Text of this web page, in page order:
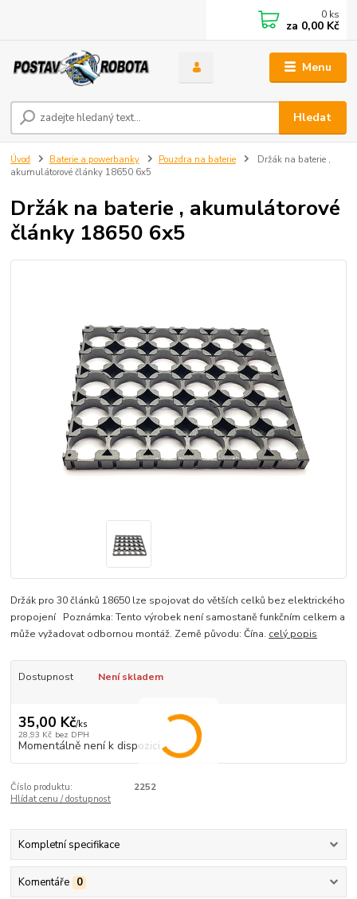
Menu
Hledat
0 ks
za 0,00 Kč
Úvod Baterie a powerbanky Pouzdra na baterie
Držák na baterie ,
akumulátorové články 18650 6x5
Držák na baterie , akumulátorové
články 18650 6x5
Držák pro 30 článků 18650 lze spojovat do větších celků bez elektrického
propojení Poznámka: Tento výrobek není samostaně funkčním celkem a
může vyžadovat odbornou montáž. Země původu: Čína. celý popis
Dostupnost Není skladem
35,00 Kč/ks
28,93 Kč bez DPH
Momentálně není k dispozici
Číslo produktu:
2252
Hlídat cenu / dostupnost
Kompletní specifikace
Komentáře 0